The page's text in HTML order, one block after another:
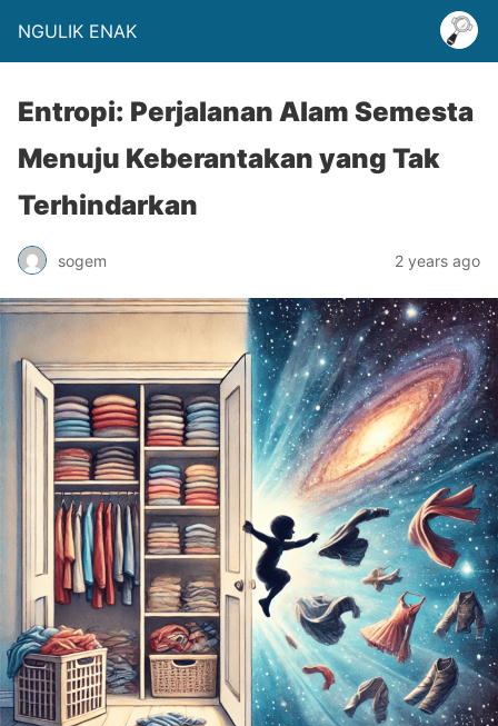
NGULIK ENAK
Entropi: Perjalanan Alam Semesta
Menuju Keberantakan yang Tak
Terhindarkan
sogem 2 years ago